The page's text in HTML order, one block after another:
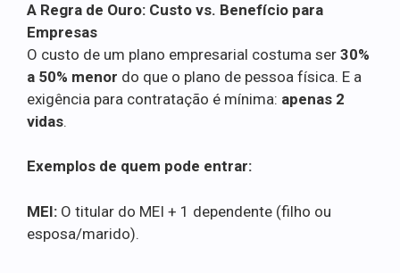
A Regra de Ouro: Custo vs. Benefício para
Empresas
O custo de um plano empresarial costuma ser 30%
a 50% menor do que o plano de pessoa física. E a
exigência para contratação é mínima: apenas 2
vidas.
Exemplos de quem pode entrar:
MEI: O titular do MEI + 1 dependente (filho ou
esposa/marido).